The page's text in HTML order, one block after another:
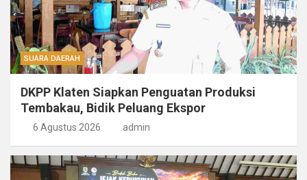
SUARA DAERAH
DKPP Klaten Siapkan Penguatan Produksi
Tembakau, Bidik Peluang Ekspor
6 Agustus 2026 admin